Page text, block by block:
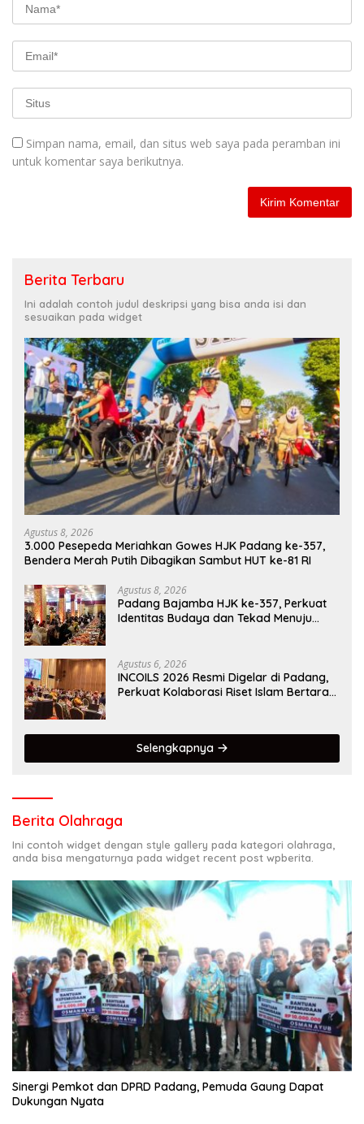
Simpan nama, email, dan situs web saya pada peramban ini
untuk komentar saya berikutnya.
Berita Terbaru
Ini adalah contoh judul deskripsi yang bisa anda isi dan
sesuaikan pada widget
Agustus 8, 2026
3.000 Pesepeda Meriahkan Gowes HJK Padang ke-357,
Bendera Merah Putih Dibagikan Sambut HUT ke-81 RI
Agustus 8, 2026
Padang Bajamba HJK ke-357, Perkuat
Identitas Budaya dan Tekad Menuju
Agustus 6, 2026
INCOILS 2026 Resmi Digelar di Padang,
Perkuat Kolaborasi Riset Islam Bertaraf
Selengkapnya
Berita Olahraga
Ini contoh widget dengan style gallery pada kategori olahraga,
anda bisa mengaturnya pada widget recent post wpberita.
Sinergi Pemkot dan DPRD Padang, Pemuda Gaung Dapat
Dukungan Nyata